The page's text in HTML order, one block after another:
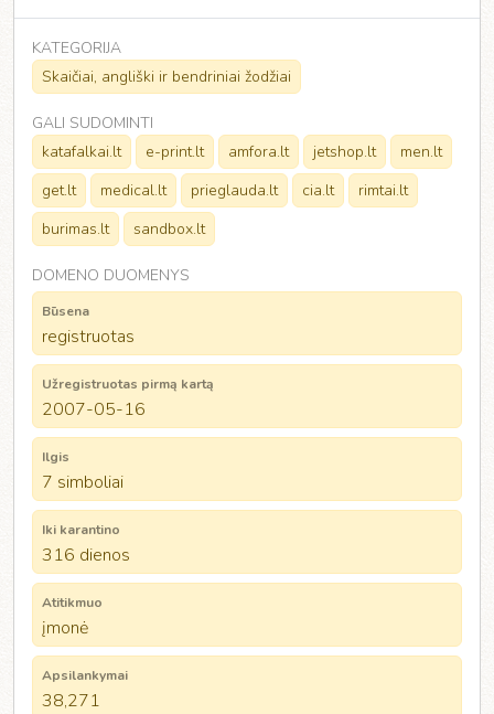
KATEGORIJA
Skaičiai, angliški ir bendriniai žodžiai
GALI SUDOMINTI
katafalkai.lt
e-print.lt amfora.lt jetshop.lt
men.lt
get.lt
medical.lt prieglauda.lt cia.lt
rimtai.lt
burimas.lt
sandbox.lt
DOMENO DUOMENYS
Būsena
registruotas
Užregistruotas pirmą kartą
2007-05-16
Ilgis
7 simboliai
Iki karantino
316 dienos
Atitikmuo
įmonė
Apsilankymai
38,271